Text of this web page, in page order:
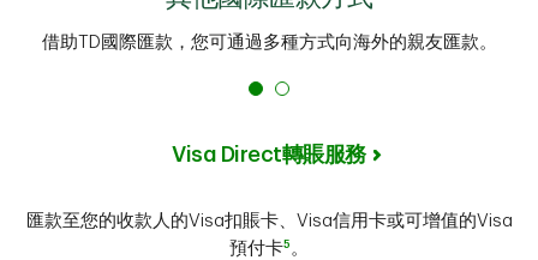
借助TD國際匯款，您可通過多種方式向海外的親友匯款。
Visa Direct轉賬服務
匯款至您的收款人的Visa扣賬卡、Visa信用卡或可增值的Visa
預付卡5 。